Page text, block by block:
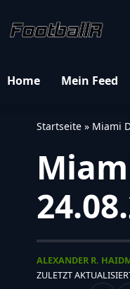
Home Mein Feed
Startseite » Miami
ZULETZT
ALEXANDER R.